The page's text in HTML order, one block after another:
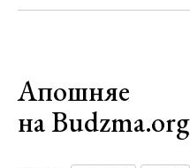
Апошняе
на Budzma.org